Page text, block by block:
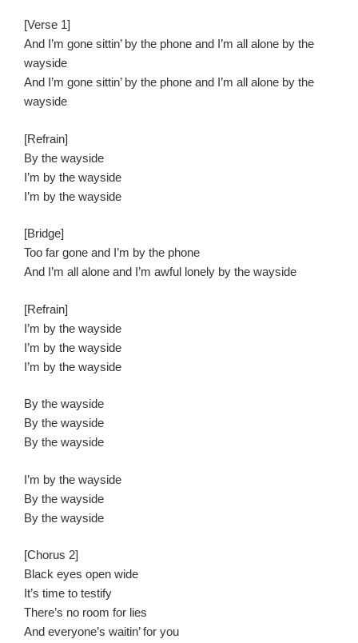
[Verse 1]
And I’m gone sittin’ by the phone and I’m all alone by the
wayside
And I’m gone sittin’ by the phone and I’m all alone by the
wayside
[Refrain]
By the wayside
I’m by the wayside
I’m by the wayside
[Bridge]
Too far gone and I’m by the phone
And I’m all alone and I’m awful lonely by the wayside
[Refrain]
I’m by the wayside
I’m by the wayside
I’m by the wayside
By the wayside
By the wayside
By the wayside
I’m by the wayside
By the wayside
By the wayside
[Chorus 2]
Black eyes open wide
It’s time to testify
There’s no room for lies
And everyone’s waitin’ for you